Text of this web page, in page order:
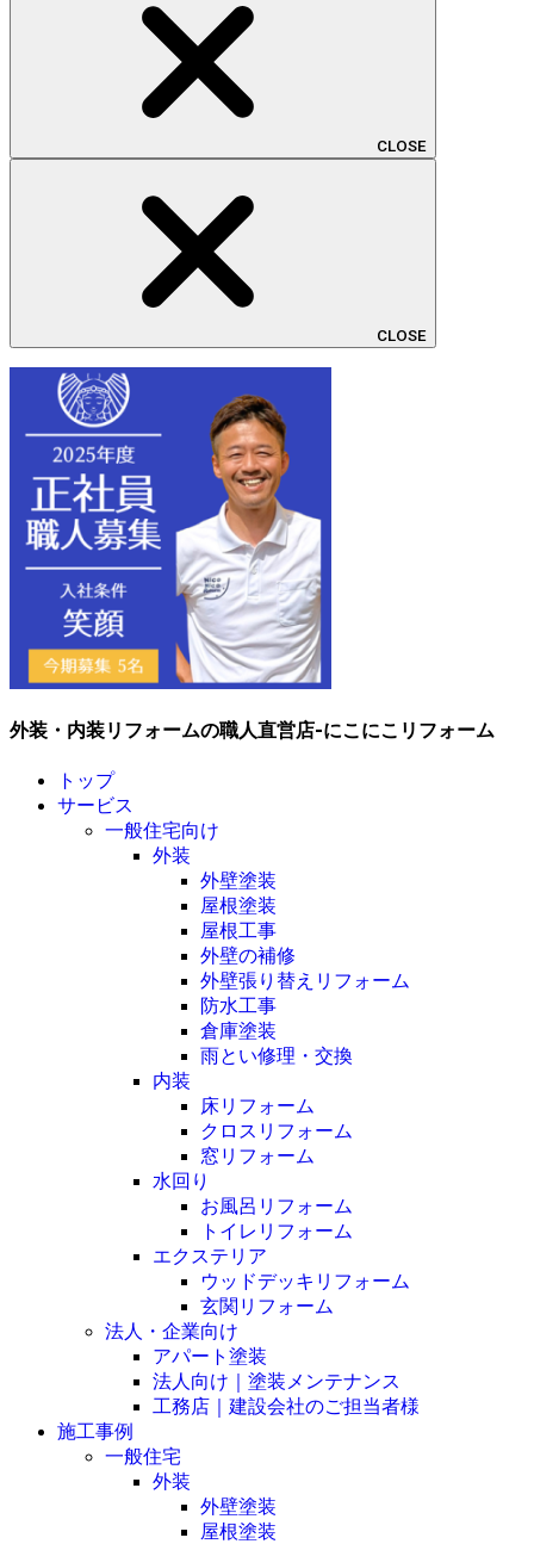
CLOSE
CLOSE
外装・内装リフォームの職人直営店-にこにこリフォーム
トップ
サービス
一般住宅向け
外装
外壁塗装
屋根塗装
屋根工事
外壁の補修
外壁張り替えリフォーム
防水工事
倉庫塗装
雨とい修理・交換
内装
床リフォーム
クロスリフォーム
窓リフォーム
水回り
お風呂リフォーム
トイレリフォーム
エクステリア
ウッドデッキリフォーム
玄関リフォーム
法人・企業向け
アパート塗装
法人向け｜塗装メンテナンス
工務店｜建設会社のご担当者様
施工事例
一般住宅
外装
外壁塗装
屋根塗装